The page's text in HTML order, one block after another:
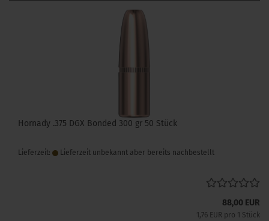
Hornady .375 DGX Bonded 300 gr 50 Stück
Lieferzeit: Lieferzeit unbekannt aber bereits nachbestellt
88,00 EUR
1,76 EUR pro 1 Stück